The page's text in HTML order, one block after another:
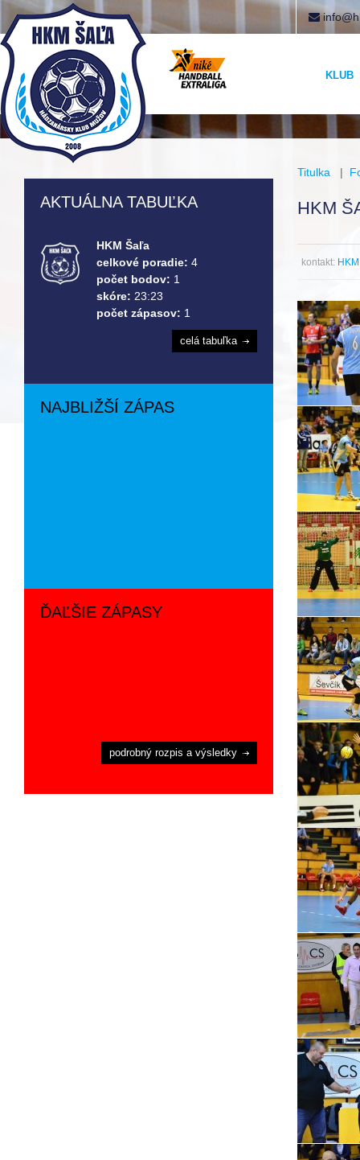
KLUB
Titulka |
HKM
kontakt:
AKTUÁLNA TABUĽKA
HKM Šaľa
celkové poradie: 4
počet bodov: 1
skóre: 23:23
počet zápasov: 1
celá tabuľka
NAJBLIŽŠÍ ZÁPAS
ĎAĽŠIE ZÁPASY
podrobný rozpis a výsledky